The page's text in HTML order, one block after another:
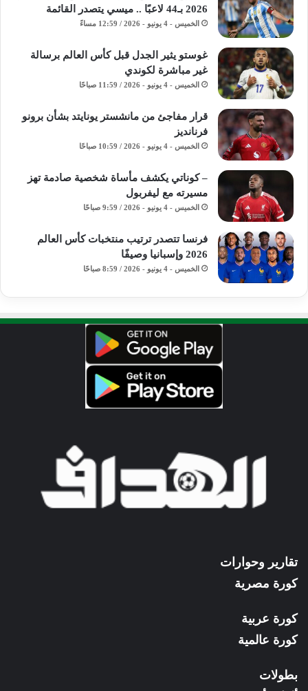
2026 بـ44 لاعبًا .. ميسي يتصدر القائمة
الخميس - 4 يونيو - 2026 / 12:59 مساءً
غوستو يثير الجدل قبل كأس العالم برسالة
غير مباشرة لكوندي
الخميس - 4 يونيو - 2026 / 11:59 صباحًا
قرار مفاجئ من مانشستر يونايتد بشأن برونو
فرنانديز
الخميس - 4 يونيو - 2026 / 10:59 صباحًا
– كوناتي يكشف مأساة شخصية صادمة تهز
مسيرته مع ليفربول
الخميس - 4 يونيو - 2026 / 9:59 صباحًا
فرنسا تتصدر ترتيب منتخبات كأس العالم
2026 وإسبانيا وصيفًا
الخميس - 4 يونيو - 2026 / 8:59 صباحًا
تقارير وحوارات
كورة مصرية
كورة عربية
كورة عالمية
بطولات